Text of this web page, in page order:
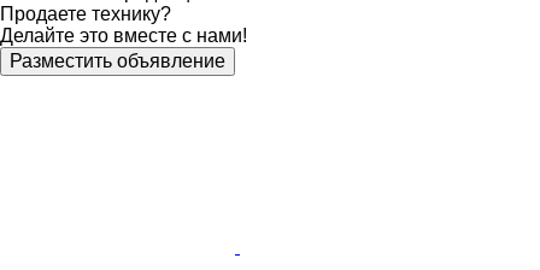
Продаете технику?
Делайте это вместе с нами!
Разместить объявление